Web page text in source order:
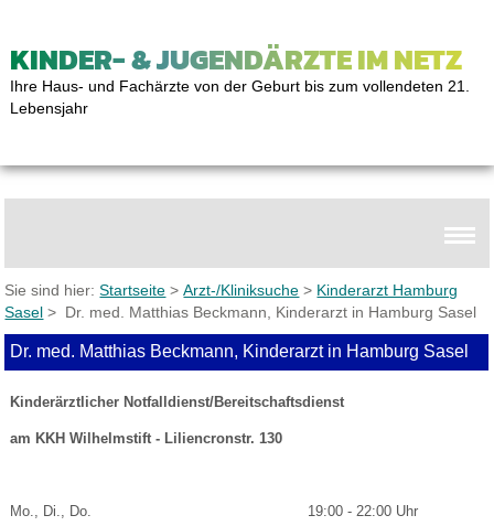
KINDER- & JUGENDÄRZTE IM NETZ
Ihre Haus- und Fachärzte von der Geburt bis zum vollendeten 21.
Lebensjahr
Sie sind hier:Startseite >Arzt-/Kliniksuche > Kinderarzt Hamburg
Sasel > Dr. med. Matthias Beckmann, Kinderarzt in Hamburg Sasel
Dr. med. Matthias Beckmann, Kinderarzt in Hamburg Sasel
Kinderärztlicher Notfalldienst/Bereitschaftsdienst
am KKH Wilhelmstift - Liliencronstr. 130
Mo., Di., Do. 19:00 - 22:00 Uhr